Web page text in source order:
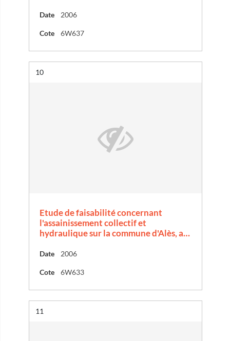
Date 2006
Cote 6W637
Résultat n°
10
Etude de faisabilité concernant
l'assainissement collectif et
hydraulique sur la commune d'Alès, a…
Date 2006
Cote 6W633
Résultat n°
11